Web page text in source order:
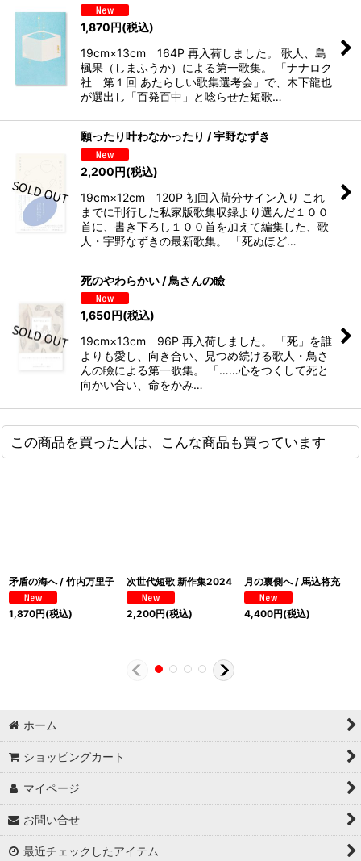
1,870円(税込)
19cm×13cm 164P 再入荷しました。 歌人、島
楓果（しまふうか）による第一歌集。 「ナナロク
社 第１回 あたらしい歌集選考会」で、木下龍也
が選出し「百発百中」と唸らせた短歌…
願ったり叶わなかったり / 宇野なずき
2,200円(税込)
19cm×12cm 120P 初回入荷分サイン入り これ
までに刊行した私家版歌集収録より選んだ１００
首に、書き下ろし１００首を加えて編集した、歌
人・宇野なずきの最新歌集。 「死ぬほど…
死のやわらかい / 鳥さんの瞼
1,650円(税込)
19cm×13cm 96P 再入荷しました。 「死」を誰
よりも愛し、向き合い、見つめ続ける歌人・鳥さ
んの瞼による第一歌集。 「……心をつくして死と
向かい合い、命をかみ…
この商品を買った人は、こんな商品も買っています
矛盾の海へ / 竹内万里子
1,870円(税込)
次世代短歌 新作集2024
2,200円(税込)
月の裏側へ / 馬込将充
4,400円(税込)
ホーム
ショッピングカート
マイページ
お問い合せ
最近チェックしたアイテム